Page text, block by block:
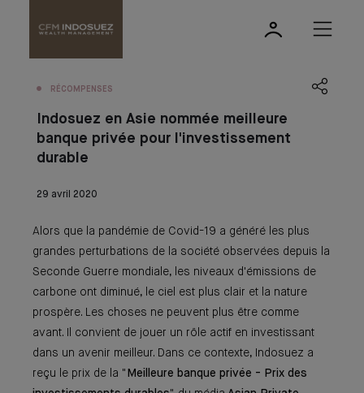
RÉCOMPENSES
Indosuez en Asie nommée meilleure
banque privée pour l'investissement
durable
29 avril 2020
Alors que la pandémie de Covid-19 a généré les plus
grandes perturbations de la société observées depuis la
Seconde Guerre mondiale, les niveaux d'émissions de
carbone ont diminué, le ciel est plus clair et la nature
prospère. Les choses ne peuvent plus être comme
avant. Il convient de jouer un rôle actif en investissant
dans un avenir meilleur. Dans ce contexte, Indosuez a
reçu le prix de la " Meilleure banque privée - Prix des